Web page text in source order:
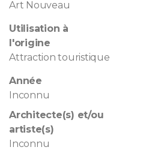
Art Nouveau
Utilisation à
l'origine
Attraction touristique
Année
Inconnu
Architecte(s) et/ou
artiste(s)
Inconnu